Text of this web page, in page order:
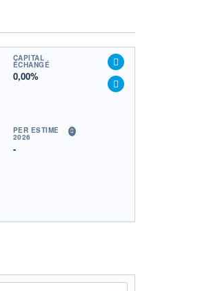
CAPITAL
ÉCHANGÉ
0,00%
PER ESTIMÉ
2026
-